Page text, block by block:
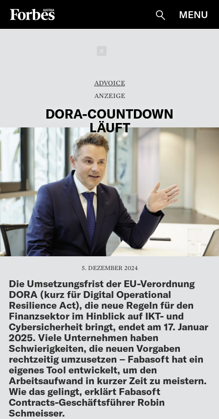
Suche
MENU
ADVOICE
DORA-­COUNTDOWN
LÄUFT
5. DEZEMBER 2024
Die Umsetzungsfrist der EU-Verordnung
DORA (kurz für Digital Operational
Resilience Act), die neue Regeln für den
Finanzsektor im Hinblick auf IKT- und
Cybersicherheit bringt, endet am 17. Januar
2025. Viele Unternehmen haben
Schwierigkeiten, die neuen Vorgaben
rechtzeitig umzusetzen – Fabasoft hat ein
eigenes Tool entwickelt, um den
Arbeitsaufwand in kurzer Zeit zu meistern.
Wie das gelingt, erklärt Fabasoft
Contracts-Geschäftsführer Robin
Schmeisser.